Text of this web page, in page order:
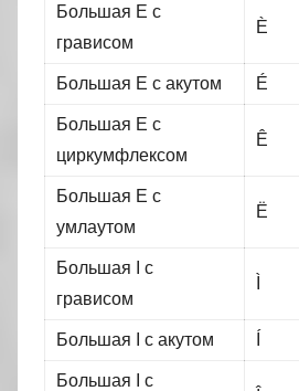
Большая Е с
грависом
È
Большая Е с акутом É
Большая Е с
циркумфлексом
Ê
Большая Е с
умлаутом
Ë
Большая I с
грависом
Большая I c акутом
Большая I c